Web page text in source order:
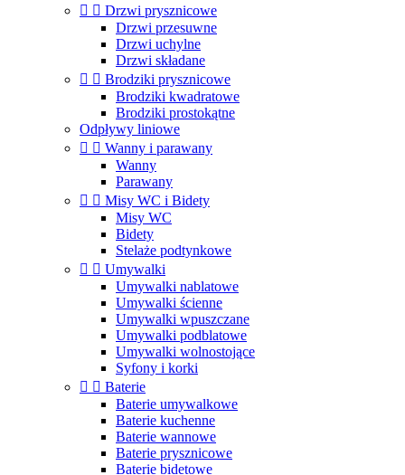
  Drzwi prysznicowe
Drzwi przesuwne
Drzwi uchylne
Drzwi składane
  Brodziki prysznicowe
Brodziki kwadratowe
Brodziki prostokątne
Odpływy liniowe
  Wanny i parawany
Wanny
Parawany
  Misy WC i Bidety
Misy WC
Bidety
Stelaże podtynkowe
  Umywalki
Umywalki nablatowe
Umywalki ścienne
Umywalki wpuszczane
Umywalki podblatowe
Umywalki wolnostojące
Syfony i korki
  Baterie
Baterie umywalkowe
Baterie kuchenne
Baterie wannowe
Baterie prysznicowe
Baterie bidetowe